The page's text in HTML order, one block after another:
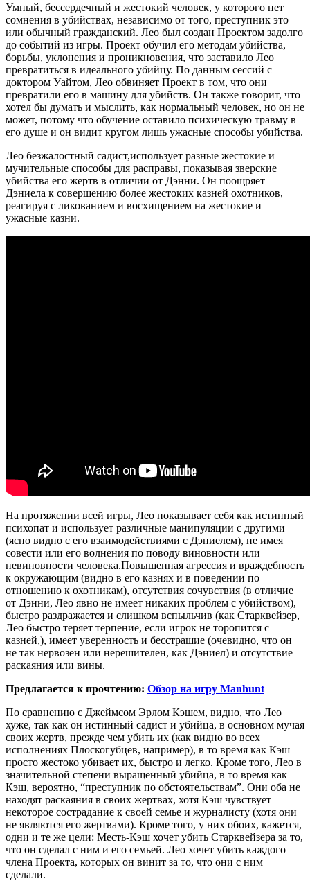
Умный, бессердечный и жестокий человек, у которого нет
сомнения в убийствах, независимо от того, преступник это
или обычный гражданский. Лео был создан Проектом задолго
до событий из игры. Проект обучил его методам убийства,
борьбы, уклонения и проникновения, что заставило Лео
превратиться в идеального убийцу. По данным сессий с
доктором Уайтом, Лео обвиняет Проект в том, что они
превратили его в машину для убийств. Он также говорит, что
хотел бы думать и мыслить, как нормальный человек, но он не
может, потому что обучение оставило психическую травму в
его душе и он видит кругом лишь ужасные способы убийства.
Лео безжалостный садист,использует разные жестокие и
мучительные способы для расправы, показывая зверские
убийства его жертв в отличии от Дэнни. Он поощряет
Дэниела к совершению более жестоких казней охотников,
реагируя с ликованием и восхищением на жестокие и
ужасные казни.
На протяжении всей игры, Лео показывает себя как истинный
психопат и использует различные манипуляции с другими
(ясно видно с его взаимодействиями с Дэниелем), не имея
совести или его волнения по поводу виновности или
невиновности человека.Повышенная агрессия и враждебность
к окружающим (видно в его казнях и в поведении по
отношению к охотникам), отсутствия сочувствия (в отличие
от Дэнни, Лео явно не имеет никаких проблем с убийством),
быстро раздражается и слишком вспыльчив (как Старквейзер,
Лео быстро теряет терпение, если игрок не торопится с
казней,), имеет уверенность и бесстрашие (очевидно, что он
не так нервозен или нерешителен, как Дэниел) и отсутствие
раскаяния или вины.
Предлагается к прочтению: Обзор на игру Manhunt
По сравнению с Джеймсом Эрлом Кэшем, видно, что Лео
хуже, так как он истинный садист и убийца, в основном мучая
своих жертв, прежде чем убить их (как видно во всех
исполнениях Плоскогубцев, например), в то время как Кэш
просто жестоко убивает их, быстро и легко. Кроме того, Лео в
значительной степени выращенный убийца, в то время как
Кэш, вероятно, “преступник по обстоятельствам”. Они оба не
находят раскаяния в своих жертвах, хотя Кэш чувствует
некоторое сострадание к своей семье и журналисту (хотя они
не являются его жертвами). Кроме того, у них обоих, кажется,
одни и те же цели: Месть-Кэш хочет убить Старквейзера за то,
что он сделал с ним и его семьей. Лео хочет убить каждого
члена Проекта, которых он винит за то, что они с ним
сделали.